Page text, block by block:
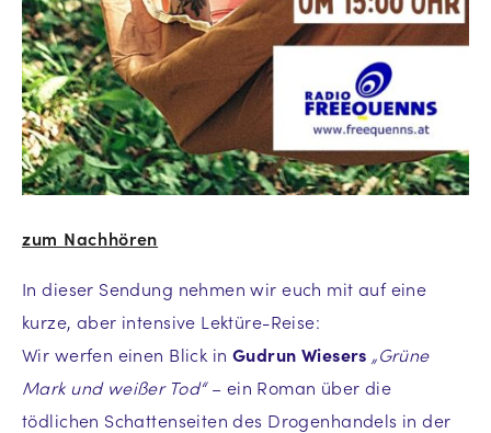
zum Nachhören
In dieser Sendung nehmen wir euch mit auf eine
kurze, aber intensive Lektüre-Reise:
Wir werfen einen Blick in Gudrun Wiesers „Grüne
Mark und weißer Tod“– ein Roman über die
tödlichen Schattenseiten des Drogenhandels in der